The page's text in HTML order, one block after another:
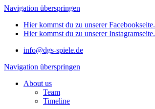
Navigation überspringen
Hier kommst du zu unserer Facebookseite.
Hier kommst du zu unserer Instagramseite.
info@dgs-spiele.de
Navigation überspringen
About us
Team
Timeline